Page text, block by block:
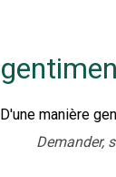
D'une manière
Demander,